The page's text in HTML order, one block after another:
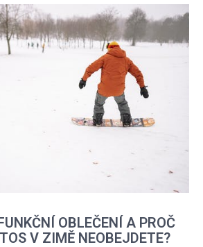
OBLEČENÍ A PROČ
V ZIMĚ NEOBEJDETE?